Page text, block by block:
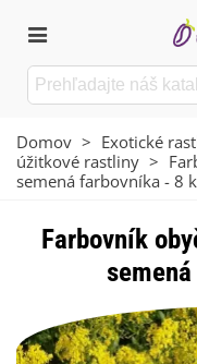
Domov > Exotické
úžitkové rastliny >
semená farbovníka - 8
Farbovník